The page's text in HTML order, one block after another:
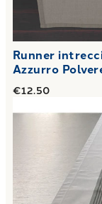
Runner
Azzurro
€12.50